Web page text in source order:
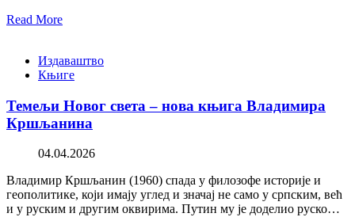
Read More
Издаваштво
Књиге
Темељи Новог света – нова књига Владимира
Кршљанина
04.04.2026
Владимир Кршљанин (1960) спада у филозофе историје и
геополитике, који имају углед и значај не само у српским, већ
и у руским и другим оквирима. Путин му је доделио руско…